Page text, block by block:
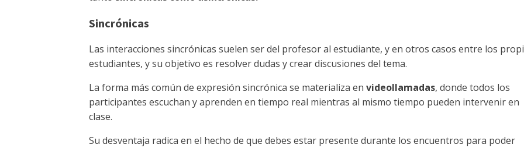
Sincrónicas
Las interacciones sincrónicas suelen ser del profesor al estudiante, y en otros casos entre los
estudiantes, y su objetivo es resolver dudas y crear discusiones del tema.
La forma más común de expresión sincrónica se materializa en videollamadas, donde todos los
participantes escuchan y aprenden en tiempo real mientras al mismo tiempo pueden intervenir en
clase.
Su desventaja radica en el hecho de que debes estar presente durante los encuentros para poder